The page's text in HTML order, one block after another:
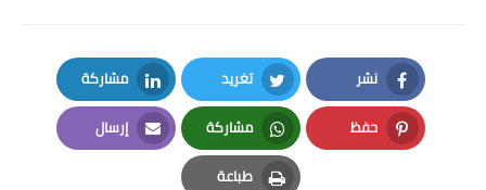
نشر
Facebook
تغريد
Twitter
مشاركة
LinkedIn
حفظ
Pinterest
مشاركة
Whatsapp
إرسال
Email
طباعة